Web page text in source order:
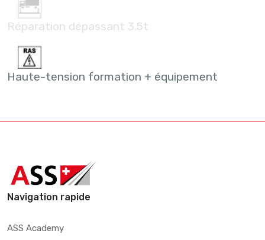
Réparation dépassant 3.5t
Haute-tension formation + équipement
Navigation rapide
ASS Academy